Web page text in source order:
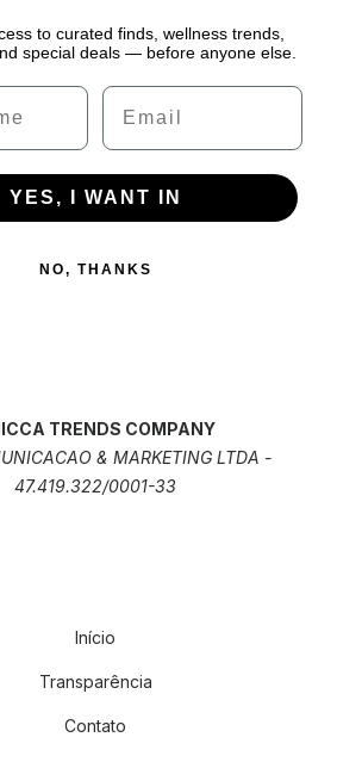
to curated finds, wellness trends,
special deals — before anyone else.
Email
YES, I WANT IN
NO, THANKS
TRENDS COMPANY
& MARKETING LTDA -
47.419.322/0001-33
Início
Transparência
Contato